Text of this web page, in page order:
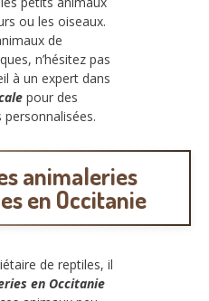
ou les oiseaux.
de
n’hésitez pas
à un expert dans
pour des
animaleries
en Occitanie
de reptiles, il
en Occitanie